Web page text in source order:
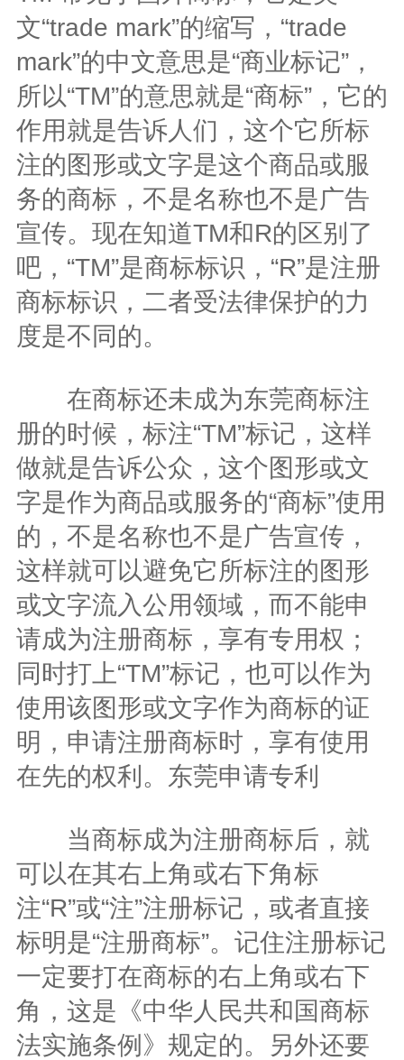
文“trade mark”的缩写，“trade
mark”的中文意思是“商业标记”，
所以“TM”的意思就是“商标”，它的
作用就是告诉人们，这个它所标
注的图形或文字是这个商品或服
务的商标，不是名称也不是广告
宣传。现在知道TM和R的区别了
吧，“TM”是商标标识，“R”是注册
商标标识，二者受法律保护的力
度是不同的。
在商标还未成为东莞商标注
册的时候，标注“TM”标记，这样
做就是告诉公众，这个图形或文
字是作为商品或服务的“商标”使用
的，不是名称也不是广告宣传，
这样就可以避免它所标注的图形
或文字流入公用领域，而不能申
请成为注册商标，享有专用权；
同时打上“TM”标记，也可以作为
使用该图形或文字作为商标的证
明，申请注册商标时，享有使用
在先的权利。东莞申请专利
当商标成为注册商标后，就
可以在其右上角或右下角标
注“R”或“注”注册标记，或者直接
标明是“注册商标”。记住注册标记
一定要打在商标的右上角或右下
角，这是《中华人民共和国商标
法实施条例》规定的。另外还要